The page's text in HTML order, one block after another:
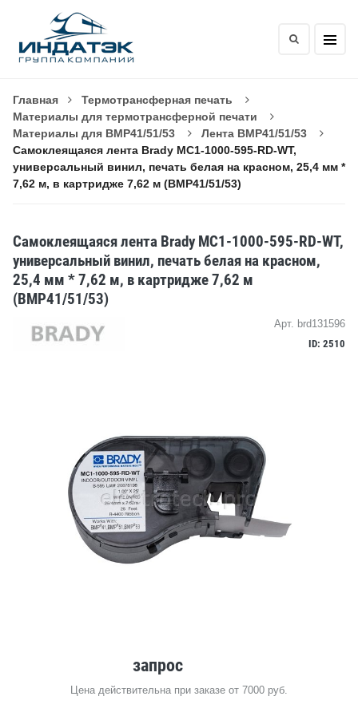
Главная
Термотрансферная печать
Материалы для термотрансферной печати
Материалы для BMP41/51/53
Лента BMP41/51/53
Самоклеящаяся лента Brady MC1-1000-595-RD-WT,
универсальный винил, печать белая на красном, 25,4 мм *
7,62 м, в картридже 7,62 м (BMP41/51/53)
Самоклеящаяся лента Brady MC1-1000-595-RD-WT,
универсальный винил, печать белая на красном,
25,4 мм * 7,62 м, в картридже 7,62 м
(BMP41/51/53)
Арт. brd131596
ID: 2510
запрос
Цена действительна при заказе от 7000 руб.